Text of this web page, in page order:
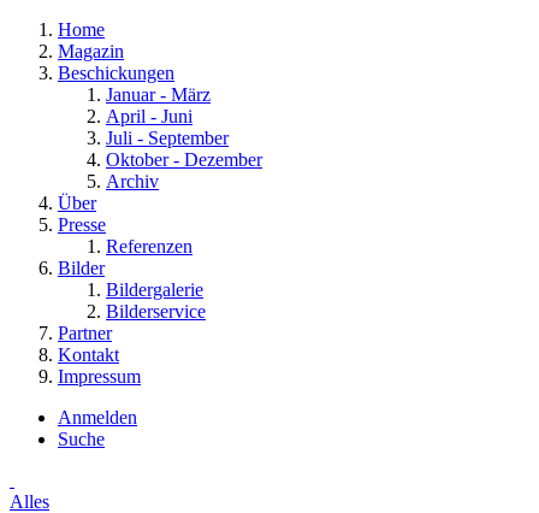
Home
Magazin
Beschickungen
Januar - März
April - Juni
Juli - September
Oktober - Dezember
Archiv
Über
Presse
Referenzen
Bilder
Bildergalerie
Bilderservice
Partner
Kontakt
Impressum
Anmelden
Suche
Alles